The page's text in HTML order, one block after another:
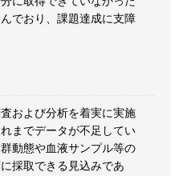
でおり、課題達成に支障
および分析を着実に実施
までデータが不足してい
動態や血液サンプル等の
採取できる見込みであ